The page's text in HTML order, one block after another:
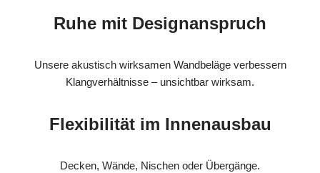
Ruhe mit Designanspruch
Unsere akustisch wirksamen Wandbeläge verbessern
Klangverhältnisse – unsichtbar wirksam.
Flexibilität im Innenausbau
Decken, Wände, Nischen oder Übergänge.